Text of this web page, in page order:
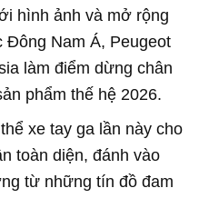
hình ảnh và mở rộng
Nam Á, Peugeot
làm điểm dừng chân
phẩm thế hệ 2026.
xe tay ga lần này cho
toàn diện, đánh vào
từ những tín đồ đam